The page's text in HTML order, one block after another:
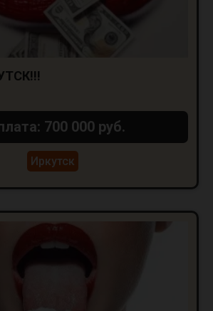
700 000 руб.
Иркутск